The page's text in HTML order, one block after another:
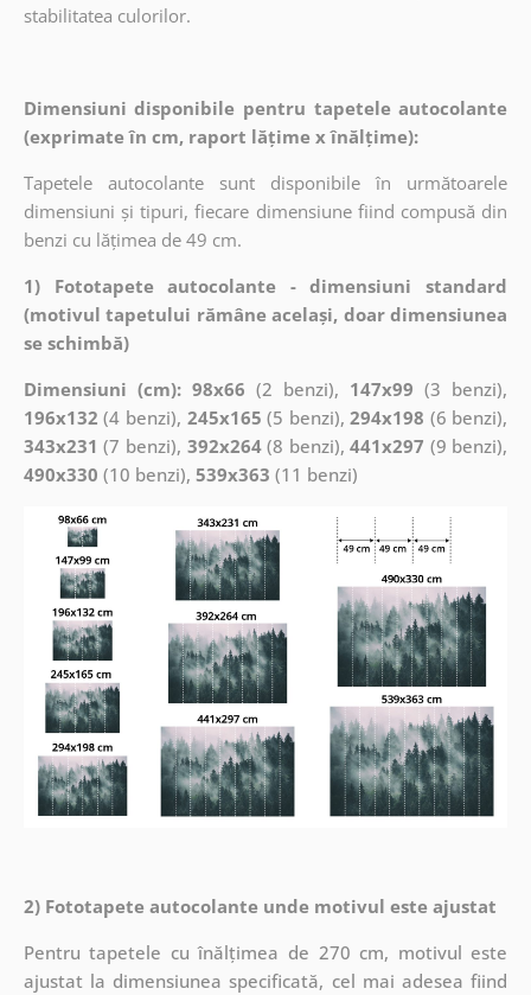
stabilitatea culorilor.
Dimensiuni disponibile pentru tapetele autocolante
(exprimate în cm, raport lățime x înălțime):
Tapetele autocolante sunt disponibile în următoarele
dimensiuni și tipuri, fiecare dimensiune fiind compusă din
benzi cu lățimea de 49 cm.
1) Fototapete autocolante - dimensiuni standard
(motivul tapetului rămâne același, doar dimensiunea
se schimbă)
Dimensiuni (cm): 98x66 (2 benzi), 147x99 (3 benzi),
196x132 (4 benzi), 245x165 (5 benzi),294x198 (6 benzi),
343x231 (7 benzi), 392x264(8 benzi),441x297 (9 benzi),
490x330 (10 benzi), 539x363 (11 benzi)
2) Fototapete autocolante unde motivul este ajustat
Pentru tapetele cu înălțimea de 270 cm, motivul este
ajustat la dimensiunea specificată, cel mai adesea fiind